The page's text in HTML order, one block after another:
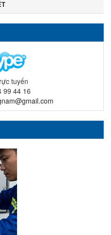
tuyến
99 44 16